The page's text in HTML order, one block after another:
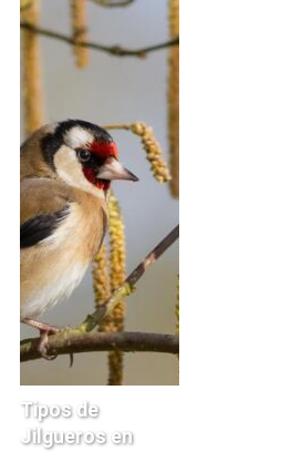
Tipos de
Jilgueros en